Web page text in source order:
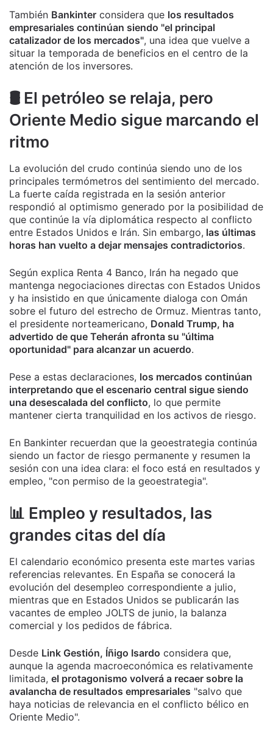
También Bankinter considera que los resultados
empresariales continúan siendo "el principal
catalizador de los mercados", una idea que vuelve a
situar la temporada de beneficios en el centro de la
atención de los inversores.
🛢️ El petróleo se relaja, pero
Oriente Medio sigue marcando el
ritmo
La evolución del crudo continúa siendo uno de los
principales termómetros del sentimiento del mercado.
La fuerte caída registrada en la sesión anterior
respondió al optimismo generado por la posibilidad de
que continúe la vía diplomática respecto al conflicto
entre Estados Unidos e Irán. Sin embargo, las últimas
horas han vuelto a dejar mensajes contradictorios.
Según explica Renta 4 Banco, Irán ha negado que
mantenga negociaciones directas con Estados Unidos
y ha insistido en que únicamente dialoga con Omán
sobre el futuro del estrecho de Ormuz. Mientras tanto,
el presidente norteamericano, Donald Trump, ha
advertido de que Teherán afronta su "última
oportunidad" para alcanzar un acuerdo.
Pese a estas declaraciones, los mercados continúan
interpretando que el escenario central sigue siendo
una desescalada del conflicto, lo que permite
mantener cierta tranquilidad en los activos de riesgo.
En Bankinter recuerdan que la geoestrategia continúa
siendo un factor de riesgo permanente y resumen la
sesión con una idea clara: el foco está en resultados y
empleo, "con permiso de la geoestrategia".
📊 Empleo y resultados, las
grandes citas del día
El calendario económico presenta este martes varias
referencias relevantes. En España se conocerá la
evolución del desempleo correspondiente a julio,
mientras que en Estados Unidos se publicarán las
vacantes de empleo JOLTS de junio, la balanza
comercial y los pedidos de fábrica.
Desde Link Gestión, Íñigo Isardo considera que,
aunque la agenda macroeconómica es relativamente
limitada, el protagonismo volverá a recaer sobre la
avalancha de resultados empresariales "salvo que
haya noticias de relevancia en el conflicto bélico en
Oriente Medio".